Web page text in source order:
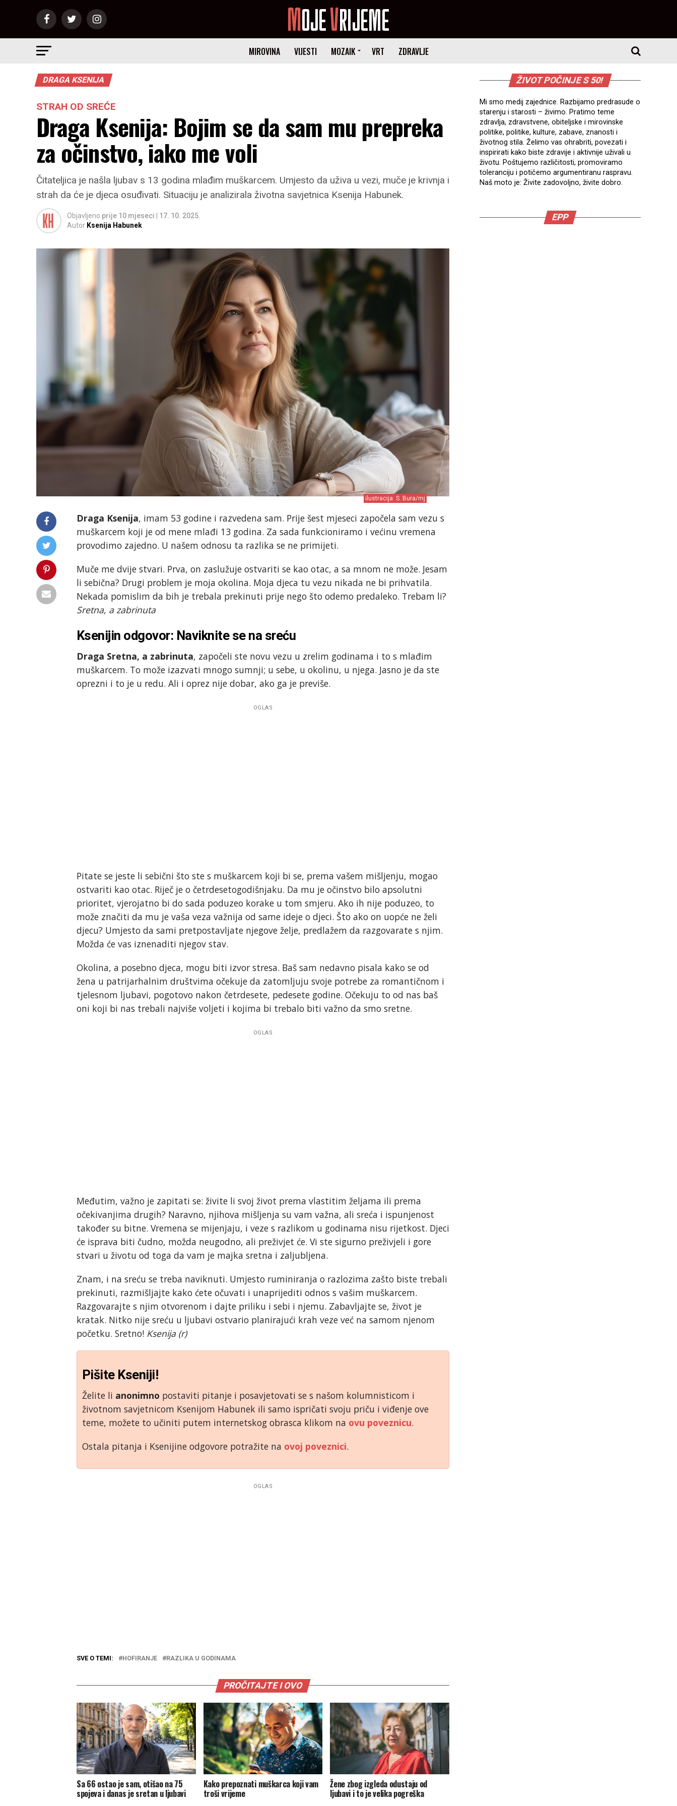
MIROVINA VIJESTI MOZAIK VRT ZDRAVLJE
DRAGA KSENIJA
STRAH OD SREĆE
Draga Ksenija: Bojim se da sam mu prepreka
za očinstvo, iako me voli
Čitateljica je našla ljubav s 13 godina mlađim muškarcem. Umjesto da uživa u vezi, muče je krivnja i
strah da će je djeca osuđivati. Situaciju je analizirala životna savjetnica Ksenija Habunek.
Objavljeno prije 10 mjeseci
17. 10. 2025.
Autor Ksenija Habunek
ilustracija: S. Bura/mj
Draga Ksenija, imam 53 godine i razvedena sam. Prije šest mjeseci započela sam vezu s
muškarcem koji je od mene mlađi 13 godina. Za sada funkcioniramo i većinu vremena
provodimo zajedno. U našem odnosu ta razlika se ne primijeti.
Muče me dvije stvari. Prva, on zaslužuje ostvariti se kao otac, a sa mnom ne može. Jesam
li sebična? Drugi problem je moja okolina. Moja djeca tu vezu nikada ne bi prihvatila.
Nekada pomislim da bih je trebala prekinuti prije nego što odemo predaleko. Trebam li?
Sretna, a zabrinuta
Ksenijin odgovor: Naviknite se na sreću
Draga Sretna, a zabrinuta, započeli ste novu vezu u zrelim godinama i to s mlađim
muškarcem. To može izazvati mnogo sumnji; u sebe, u okolinu, u njega. Jasno je da ste
oprezni i to je u redu. Ali i oprez nije dobar, ako ga je previše.
OGLAS
Pitate se jeste li sebični što ste s muškarcem koji bi se, prema vašem mišljenju, mogao
ostvariti kao otac. Riječ je o četrdesetogodišnjaku. Da mu je očinstvo bilo apsolutni
prioritet, vjerojatno bi do sada poduzeo korake u tom smjeru. Ako ih nije poduzeo, to
može značiti da mu je vaša veza važnija od same ideje o djeci. Što ako on uopće ne želi
djecu? Umjesto da sami pretpostavljate njegove želje, predlažem da razgovarate s njim.
Možda će vas iznenaditi njegov stav.
Okolina, a posebno djeca, mogu biti izvor stresa. Baš sam nedavno pisala kako se od
žena u patrijarhalnim društvima očekuje da zatomljuju svoje potrebe za romantičnom i
tjelesnom ljubavi, pogotovo nakon četrdesete, pedesete godine. Očekuju to od nas baš
oni koji bi nas trebali najviše voljeti i kojima bi trebalo biti važno da smo sretne.
OGLAS
Međutim, važno je zapitati se: živite li svoj život prema vlastitim željama ili prema
očekivanjima drugih? Naravno, njihova mišljenja su vam važna, ali sreća i ispunjenost
također su bitne. Vremena se mijenjaju, i veze s razlikom u godinama nisu rijetkost. Djeci
će isprava biti čudno, možda neugodno, ali preživjet će. Vi ste sigurno preživjeli i gore
stvari u životu od toga da vam je majka sretna i zaljubljena.
Znam, i na sreću se treba naviknuti. Umjesto ruminiranja o razlozima zašto biste trebali
prekinuti, razmišljajte kako ćete očuvati i unaprijediti odnos s vašim muškarcem.
Razgovarajte s njim otvorenom i dajte priliku i sebi i njemu. Zabavljajte se, život je
kratak. Nitko nije sreću u ljubavi ostvario planirajući krah veze već na samom njenom
početku. Sretno! Ksenija (r)
Pišite Kseniji!
Želite li anonimno postaviti pitanje i posavjetovati se s našom kolumnisticom i
životnom savjetnicom Ksenijom Habunek ili samo ispričati svoju priču i viđenje ove
teme, možete to učiniti putem internetskog obrasca klikom na ovu poveznicu.
Ostala pitanja i Ksenijine odgovore potražite na ovoj poveznici.
OGLAS
SVE O TEMI: HOFIRANJE RAZLIKA U GODINAMA
PROČITAJTE I OVO
Sa 66 ostao je sam, otišao na 75
spojeva i danas je sretan u ljubavi
Kako prepoznati muškarca koji vam
troši vrijeme
Žene zbog izgleda odustaju od
ljubavi i to je velika pogreška
ŽIVOT POČINJE S 50!
Mi smo medij zajednice. Razbijamo predrasude o
starenju i starosti – živimo. Pratimo teme
zdravlja, zdravstvene, obiteljske i mirovinske
politike, politike, kulture, zabave, znanosti i
životnog stila. Želimo vas ohrabriti, povezati i
inspirirati kako biste zdravije i aktivnije uživali u
životu. Poštujemo različitosti, promoviramo
toleranciju i potičemo argumentiranu raspravu.
Naš moto je: Živite zadovoljno, živite dobro.
EPP